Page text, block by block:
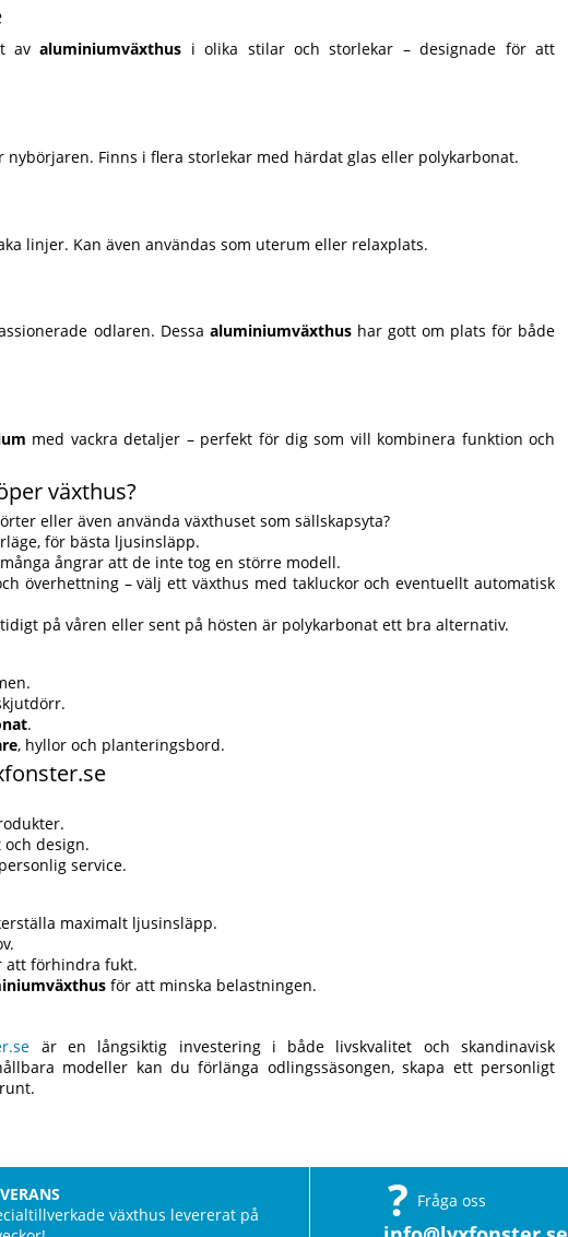
avaluminiumväxthus i olika stilar och storlekar – designade för att
nybörjaren. Finns i flera storlekar med härdat glas eller polykarbonat.
linjer. Kan även användas som uterum eller relaxplats.
odlaren. Dessa aluminiumväxthushar gott om plats för både
med vackra detaljer – perfekt för dig som vill kombinera funktion och
växthus?
eller även använda växthuset som sällskapsyta?
för bästa ljusinsläpp.
ångrar att de inte tog en större modell.
överhettning – välj ett växthus med takluckor och eventuellt automatisk
på våren eller sent på hösten är polykarbonat ett bra alternativ.
.
, hyllor och planteringsbord.
design.
service.
maximalt ljusinsläpp.
att förhindra fukt.
för att minska belastningen.
är en långsiktig investering i både livskvalitet och skandinavisk
modeller kan du förlänga odlingssäsongen, skapa ett personligt
växthus levererat på
Fråga oss